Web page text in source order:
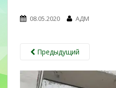
n
t
08.05.2020 АДМ
Предыдущий